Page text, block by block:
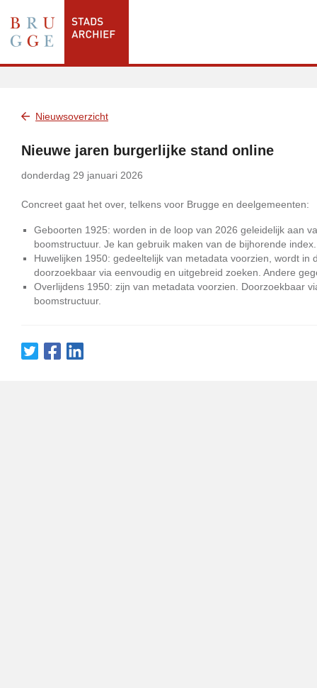
Nieuwsoverzicht
Nieuwe jaren burgerlijke stand online
donderdag 29 januari 2026
Concreet gaat het over, telkens voor Brugge en deelgemeenten:
Geboorten 1925: worden in de loop van 2026 geleidelijk aan
boomstructuur. Je kan gebruik maken van de bijhorende index.
Huwelijken 1950: gedeeltelijk van metadata voorzien, wordt
doorzoekbaar via eenvoudig en uitgebreid zoeken. Andere
Overlijdens 1950: zijn van metadata voorzien. Doorzoekbaar
boomstructuur.